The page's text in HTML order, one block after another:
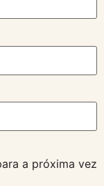
a próxima vez